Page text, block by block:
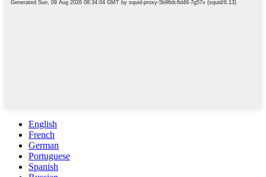
English
French
German
Portuguese
Spanish